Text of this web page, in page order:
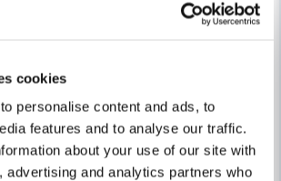
cookies
personalise content and ads, to
features and to analyse our traffic.
about your use of our site with
advertising and analytics partners who
komplett (401, 402, 403, 412)
73 kr
56 kr
Finns i Webblager